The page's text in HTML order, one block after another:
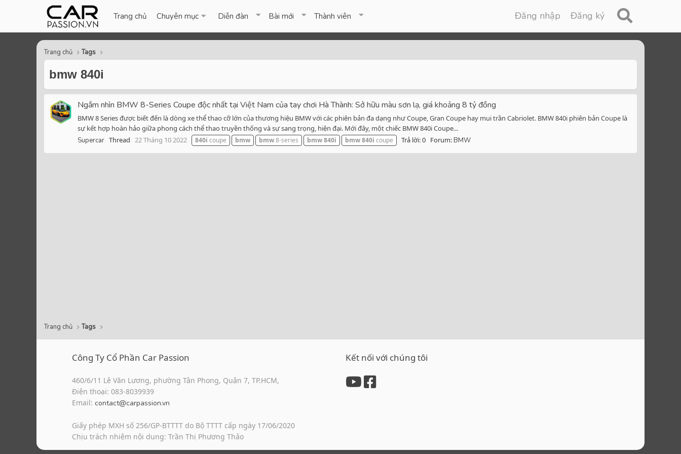
Trang chủ Chuyên mục Diễn đàn Bài mới Thành viên Đăng nhập Đăng ký
Trang chủ Tags
bmw 840i
Ngắm nhìn BMW 8-Series Coupe độc nhất tại Việt Nam của tay chơi Hà Thành: Sở hữu màu sơn lạ, giá khoảng 8 tỷ đồng
BMW 8 Series được biết đến là dòng xe thể thao cỡ lớn của thương hiệu BMW với các phiên bản đa dạng như Coupe, Gran Coupe hay mui trần Cabriolet. BMW 840i phiên bản Coupe là
sự kết hợp hoàn hảo giữa phong cách thể thao truyền thống và sự sang trọng, hiện đại. Mới đây, một chiếc BMW 840i Coupe...
Supercar Thread 22 Tháng 10 2022 840i coupe bmw bmw8-series bmw840i bmw840i coupe Trả lời: 0 Forum:BMW
Trang chủ Tags
Công Ty Cổ Phần Car Passion
460/6/11 Lê Văn Lương, phường Tân Phong, Quận 7, TP.HCM,
Điện thoại: 083-8039939
Email: contact@carpassion.vn
Giấy phép MXH số 256/GP-BTTTT do Bộ TTTT cấp ngày 17/06/2020
Chịu trách nhiệm nội dung: Trần Thị Phương Thảo
Kết nối với chúng tôi